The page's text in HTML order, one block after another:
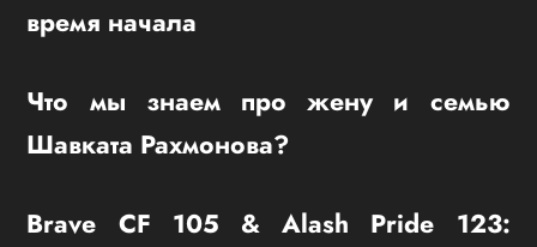
время начала
Что мы знаем про жену и семью
Шавката Рахмонова?
Brave CF 105 & Alash Pride 123: